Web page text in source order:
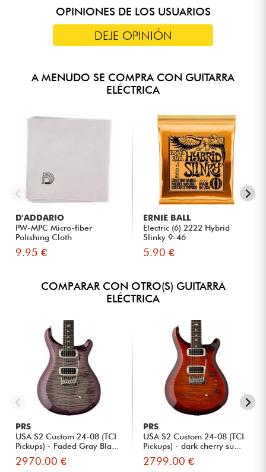
OPINIONES DE LOS USUARIOS
DEJE OPINIÓN
A MENUDO SE COMPRA CON GUITARRA
ELÉCTRICA
D'ADDARIO
PW-MPC Micro-fiber
Polishing Cloth
9.95 €
ERNIE BALL
Electric (6) 2222 Hybrid
Slinky 9-46
5.90 €
COMPARAR CON OTRO(S) GUITARRA
ELÉCTRICA
PRS
USA S2 Custom 24-08 (TCI
Pickups) - Faded Gray Bla...
2970.00 €
PRS
USA S2 Custom 24-08 (TCI
Pickups) - dark cherry su...
2799.00 €